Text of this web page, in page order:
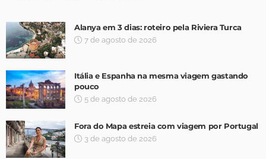
Alanya em 3 dias: roteiro pela Riviera Turca
7 de agosto de 2026
Itália e Espanha na mesma viagem gastando
pouco
5 de agosto de 2026
Fora do Mapa estreia com viagem por Portugal
3 de agosto de 2026